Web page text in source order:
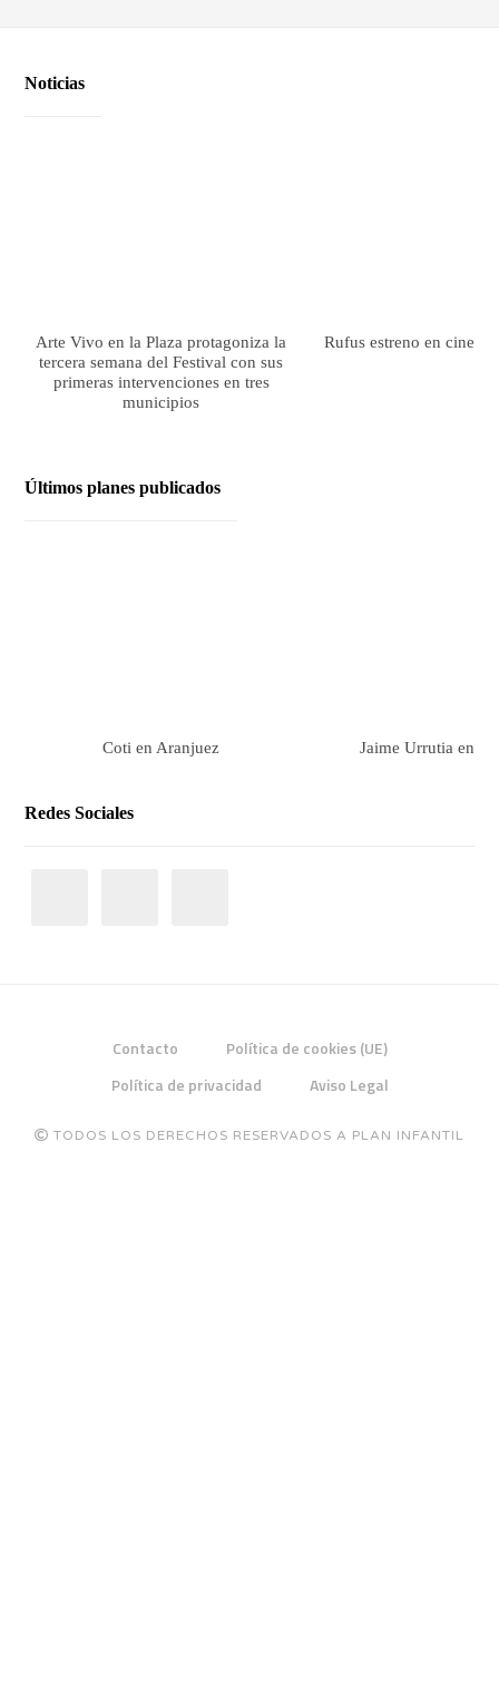
Noticias
Arte Vivo en la Plaza protagoniza la
tercera semana del Festival con sus
primeras intervenciones en tres
municipios
Rufus estreno en cines
Últimos planes publicados
Coti en Aranjuez Jaime Urrutia en
Redes Sociales
Contacto
Política de cookies (UE)
Política de privacidad
Aviso Legal
TODOS LOS DERECHOS RESERVADOS A PLAN INFANTIL